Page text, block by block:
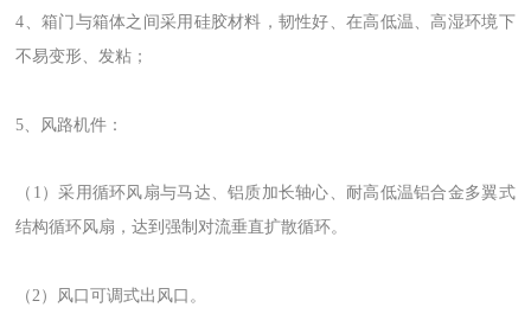
4、箱门与箱体之间采用硅胶材料，韧性好、在高低温、高湿环境下
不易变形、发粘；
5、风路机件：
（1）采用循环风扇与马达、铝质加长轴心、耐高低温铝合金多翼式
结构循环风扇，达到强制对流垂直扩散循环。
（2）风口可调式出风口。